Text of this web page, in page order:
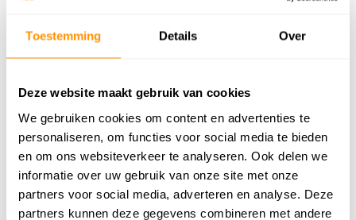
Toestemming Details Over
Deze website maakt gebruik van cookies
We gebruiken cookies om content en advertenties te
personaliseren, om functies voor social media te bieden
en om ons websiteverkeer te analyseren. Ook delen we
informatie over uw gebruik van onze site met onze
partners voor social media, adverteren en analyse. Deze
partners kunnen deze gegevens combineren met andere
54,95
Buy now, pay later
buiten?
Anti allergie
Gecertificeerd OEKO-TEX®